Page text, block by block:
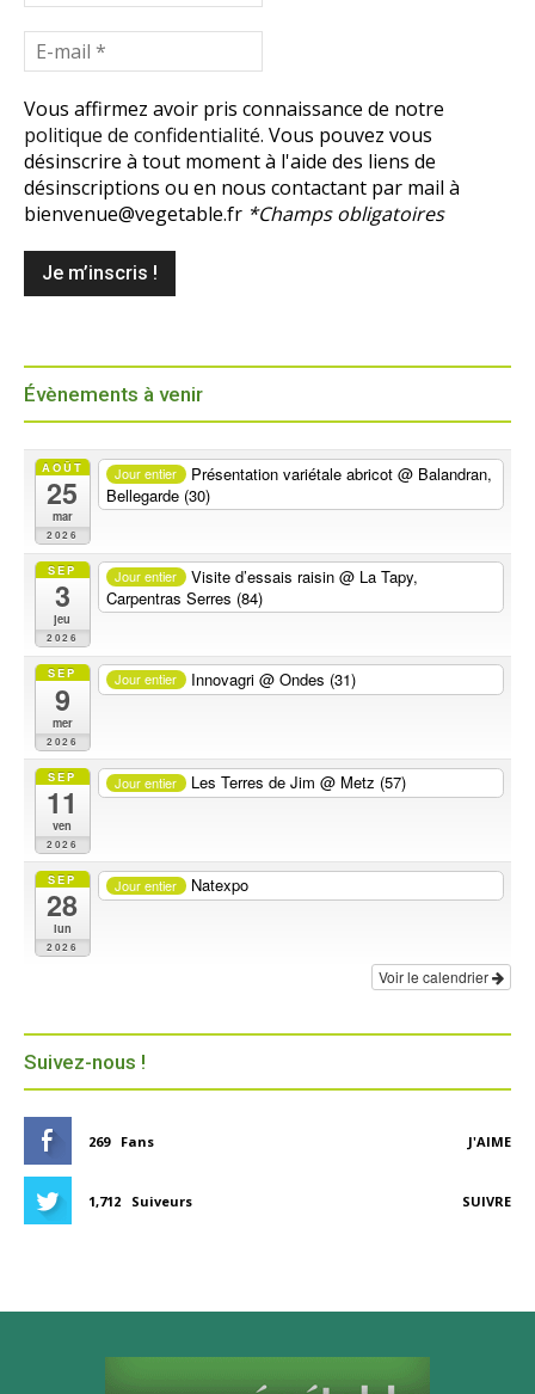
Vous affirmez avoir pris connaissance de notre
politique de confidentialité. Vous pouvez vous
désinscrire à tout moment à l'aide des liens de
désinscriptions ou en nous contactant par mail à
bienvenue@vegetable.fr *Champs obligatoires
Évènements à venir
AOÛT
25
mar
2026
Jour entier Présentation variétale abricot@ Balandran,
Bellegarde (30)
SEP
3
jeu
2026
Jour entier Visite d’essais raisin@ La Tapy,
Carpentras Serres (84)
SEP
9
mer
2026
Jour entier Innovagri@ Ondes (31)
SEP
11
ven
2026
Jour entier Les Terres de Jim@ Metz (57)
SEP
28
lun
2026
Jour entier Natexpo
Voir le calendrier
Suivez-nous !
269 Fans J'AIME
1,712 Suiveurs SUIVRE